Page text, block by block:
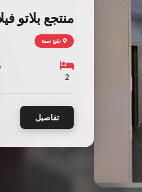
منتجع بلاتو
خليج نعمة
2
تفاصيل